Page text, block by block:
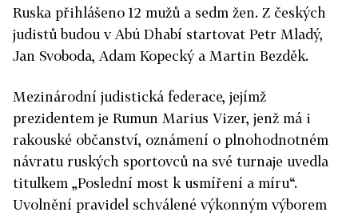
Ruska přihlášeno 12 mužů a sedm žen. Z českých
judistů budou v Abú Dhabí startovat Petr Mladý,
Jan Svoboda, Adam Kopecký a Martin Bezděk.
Mezinárodní judistická federace, jejímž
prezidentem je Rumun Marius Vizer, jenž má i
rakouské občanství, oznámení o plnohodnotném
návratu ruských sportovců na své turnaje uvedla
titulkem „Poslední most k usmíření a míru“.
Uvolnění pravidel schválené výkonným výborem